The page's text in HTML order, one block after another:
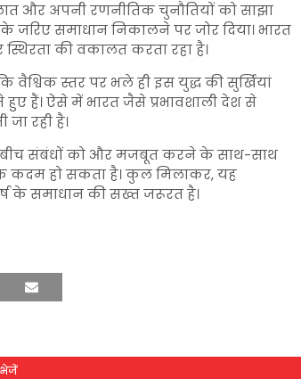
और अपनी रणनीतिक चुनौतियों को साझा
जरिए समाधान निकालने पर जोर दिया। भारत
की वकालत करता रहा है।
स्तर पर भले ही इस युद्ध की सुर्खियां
हैं। ऐसे में भारत जैसे प्रभावशाली देश से
रही है।
बीच संबंधों को और मजबूत करने के साथ-साथ
कदम हो सकता है। कुल मिलाकर, यह
के समाधान की सख्त जरूरत है।
भेजें